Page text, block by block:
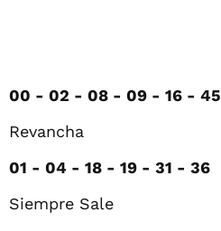
00 - 02 - 08 - 09 - 16 - 45
Revancha
01 - 04 - 18 - 19 - 31 - 36
Siempre Sale